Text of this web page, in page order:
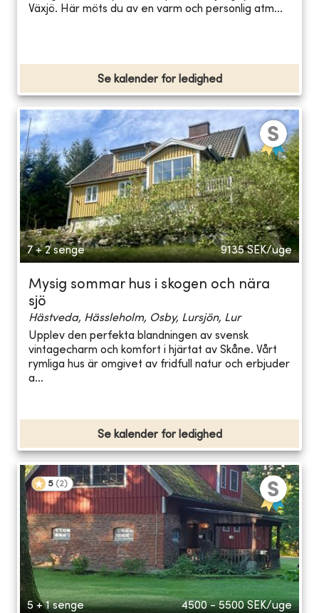
Växjö. Här möts du av en varm och personlig atm...
Se kalender for ledighed
7 + 2 senge 9135 SEK/uge
Mysig sommar hus i skogen och nära
sjö
Hästveda, Hässleholm, Osby, Lursjön, Lur
Upplev den perfekta blandningen av svensk
vintagecharm och komfort i hjärtat av Skåne. Vårt
rymliga hus är omgivet av fridfull natur och erbjuder
a...
Se kalender for ledighed
5 (2)
5 + 1 senge 4500 - 5500 SEK/uge